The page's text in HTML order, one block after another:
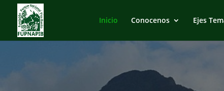
Inicio Conocenos Ejes